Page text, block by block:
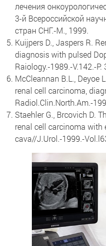
лечения
3-й Всероссийской
стран СНГ.-М., 1999.
Kuijpers D., Jaspers R.
diagnosis with pulsed
Raiology.-1989.-V.142.-P.
McCleannan B.L., Deyoe
renal cell carcinoma,
Radiol.Clin.North.Am.-
Staehler G., Brcovich D.
renal cell carcinoma with
cava//J.Urol.-1999.-